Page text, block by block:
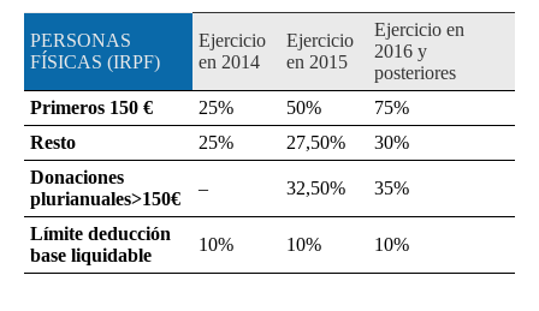
PERSONAS
FÍSICAS (IRPF)
Ejercicio
en 2014
Ejercicio
en 2015
Ejercicio en
2016 y
posteriores
Primeros 150 €
25% 50%
75%
Resto
25% 27,50%
30%
Donaciones
plurianuales>150€
– 32,50% 35%
Límite deducción
base liquidable
10% 10% 10%